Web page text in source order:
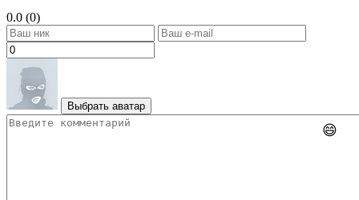
0.0 (0)
Выбрать аватар
😄